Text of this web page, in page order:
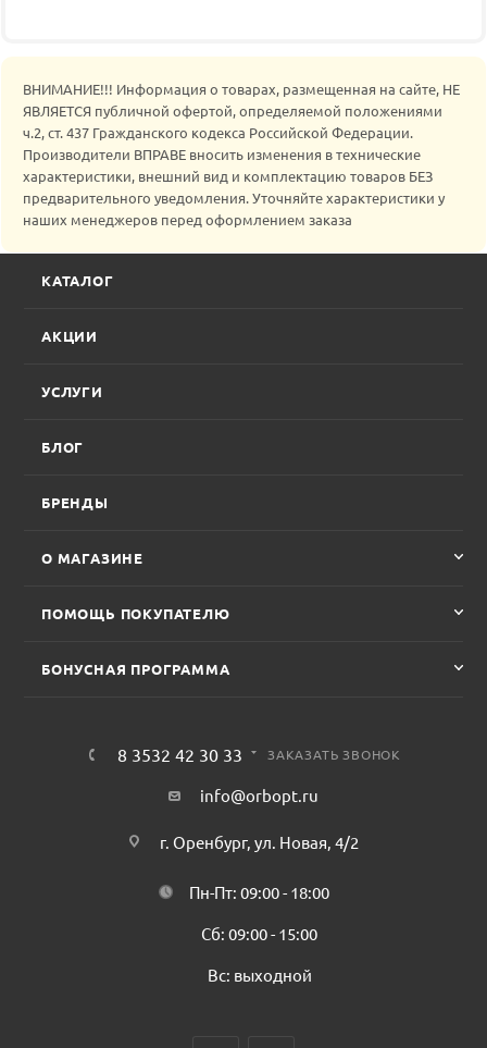
ВНИМАНИЕ!!! Информация о товарах, размещенная на сайте, НЕ
ЯВЛЯЕТСЯ публичной офертой, определяемой положениями
ч.2, ст. 437 Гражданского кодекса Российской Федерации.
Производители ВПРАВЕ вносить изменения в технические
характеристики, внешний вид и комплектацию товаров БЕЗ
предварительного уведомления. Уточняйте характеристики у
наших менеджеров перед оформлением заказа
КАТАЛОГ
АКЦИИ
УСЛУГИ
БЛОГ
БРЕНДЫ
О МАГАЗИНЕ
ПОМОЩЬ ПОКУПАТЕЛЮ
БОНУСНАЯ ПРОГРАММА
8 3532 42 30 33 ЗАКАЗАТЬ ЗВОНОК
info@orbopt.ru
г. Оренбург, ул. Новая, 4/2
Пн-Пт: 09:00 - 18:00
Сб: 09:00 - 15:00
Вс: выходной